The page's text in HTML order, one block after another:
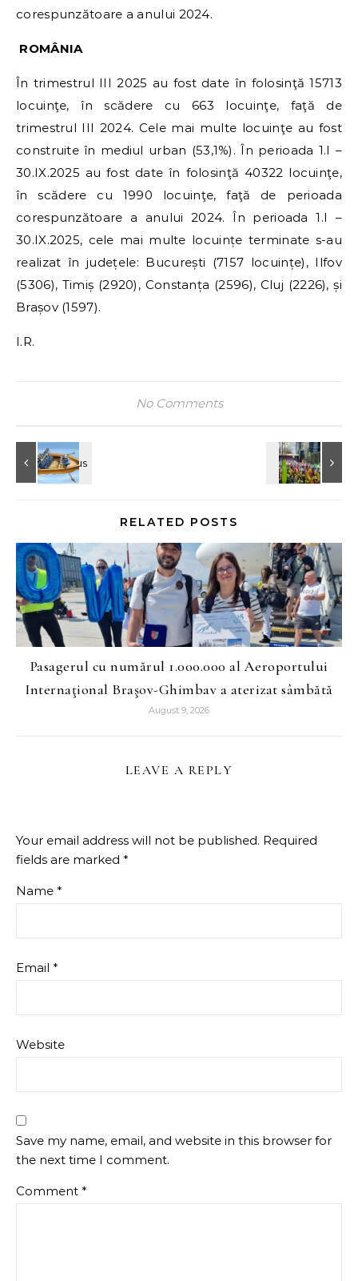
corespunzătoare a anului 2024.
ROMÂNIA
În trimestrul III 2025 au fost date în folosinţă 15713
locuinţe, în scădere cu 663 locuinţe, faţă de
trimestrul III 2024. Cele mai multe locuinţe au fost
construite în mediul urban (53,1%). În perioada 1.I –
30.IX.2025 au fost date în folosinţă 40322 locuinţe,
în scădere cu 1990 locuinţe, faţă de perioada
corespunzătoare a anului 2024. În perioada 1.I –
30.IX.2025, cele mai multe locuințe terminate s-au
realizat în județele: București (7157 locuințe), Ilfov
(5306), Timiș (2920), Constanța (2596), Cluj (2226), și
Brașov (1597).
I.R.
No Comments
RELATED POSTS
Pasagerul cu numărul 1.000.000 al Aeroportului
Internaţional Braşov-Ghimbav a aterizat sâmbătă
August 9, 2026
LEAVE A REPLY
Your email address will not be published. Required
fields are marked *
Name *
Email *
Website
Save my name, email, and website in this browser for
the next time I comment.
Comment *